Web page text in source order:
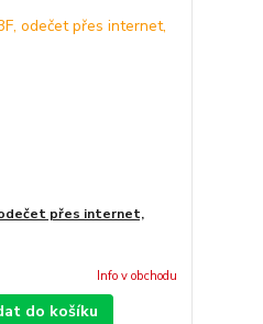
přes internet,
Info v obchodu
do košíku